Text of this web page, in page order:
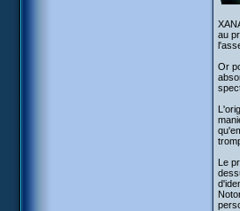
au
Or
Le